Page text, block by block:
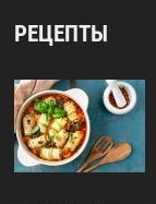
РЕЦЕПТЫ